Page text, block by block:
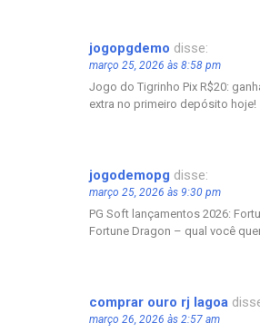
jogopgdemo disse:
março 25, 2026 às 8:58 pm
Jogo do Tigrinho Pix R$20:
extra no primeiro depósito hoje!
jogodemopg disse:
março 25, 2026 às 9:30 pm
PG Soft lançamentos 2026:
Fortune Dragon – qual você
comprar ouro rj lagoa
março 26, 2026 às 2:57 am